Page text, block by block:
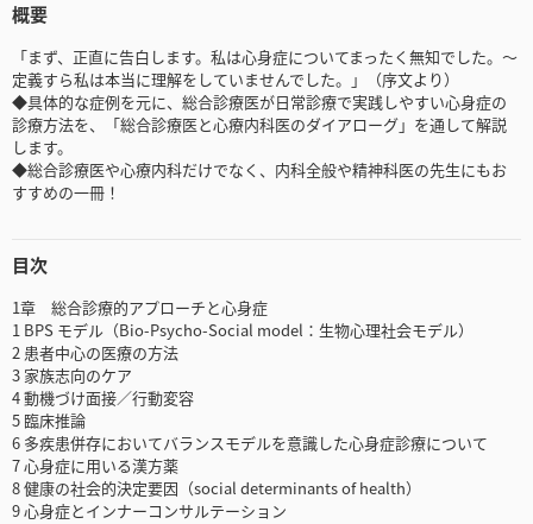
概要
「まず、正直に告白します。私は心身症についてまったく無知でした。～
定義すら私は本当に理解をしていませんでした。」（序文より）
◆具体的な症例を元に、総合診療医が日常診療で実践しやすい心身症の
診療方法を、「総合診療医と心療内科医のダイアローグ」を通して解説
します。
◆総合診療医や心療内科だけでなく、内科全般や精神科医の先生にもお
すすめの一冊！
目次
1章 総合診療的アプローチと心身症
1 BPS モデル（Bio-Psycho-Social model：生物心理社会モデル）
2 患者中心の医療の方法
3 家族志向のケア
4 動機づけ面接／行動変容
5 臨床推論
6 多疾患併存においてバランスモデルを意識した心身症診療について
7 心身症に用いる漢方薬
8 健康の社会的決定要因（social determinants of health）
9 心身症とインナーコンサルテーション